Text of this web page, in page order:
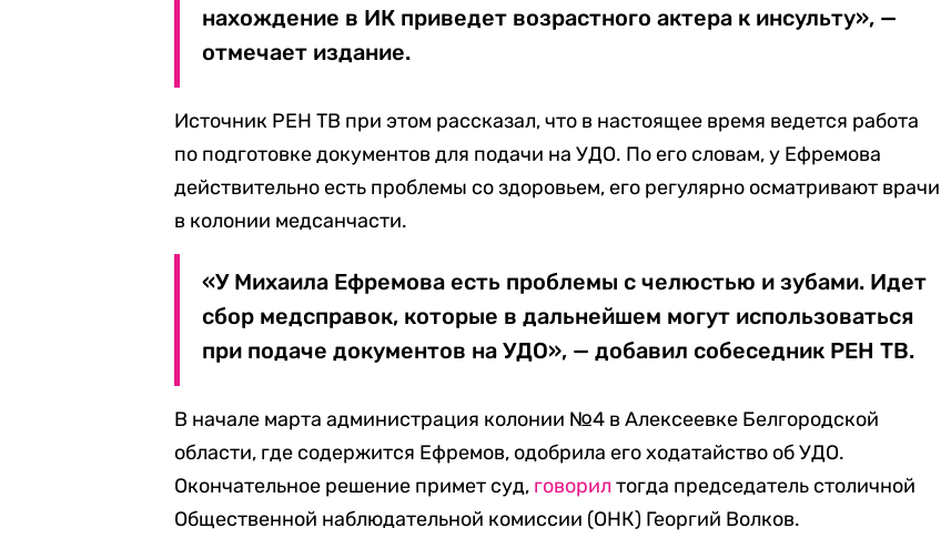
нахождение в ИК приведет возрастного актера к инсульту», —
отмечает издание.
Источник РЕН ТВ при этом рассказал, что в настоящее время ведется работа
по подготовке документов для подачи на УДО. По его словам, у Ефремова
действительно есть проблемы со здоровьем, его регулярно осматривают врачи
в колонии медсанчасти.
«У Михаила Ефремова есть проблемы с челюстью и зубами. Идет
сбор медсправок, которые в дальнейшем могут использоваться
при подаче документов на УДО», — добавил собеседник РЕН ТВ.
В начале марта администрация колонии №4 в Алексеевке Белгородской
области, где содержится Ефремов, одобрила его ходатайство об УДО.
Окончательное решение примет суд, говорил тогда председатель столичной
Общественной наблюдательной комиссии (ОНК) Георгий Волков.